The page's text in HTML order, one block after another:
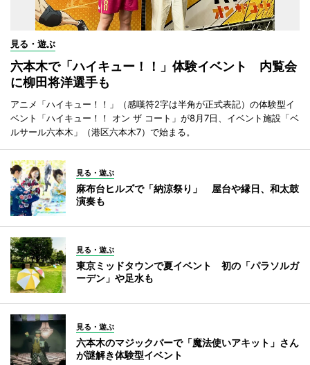
見る・遊ぶ
六本木で「ハイキュー！！」体験イベント 内覧会
に柳田将洋選手も
アニメ「ハイキュー！！」（感嘆符2字は半角が正式表記）の体験型イ
ベント「ハイキュー！！ オン ザ コート」が8月7日、イベント施設「ベ
ルサール六本木」（港区六本木7）で始まる。
見る・遊ぶ
麻布台ヒルズで「納涼祭り」 屋台や縁日、和太鼓
演奏も
見る・遊ぶ
東京ミッドタウンで夏イベント 初の「パラソルガ
ーデン」や足水も
見る・遊ぶ
六本木のマジックバーで「魔法使いアキット」さん
が謎解き体験型イベント